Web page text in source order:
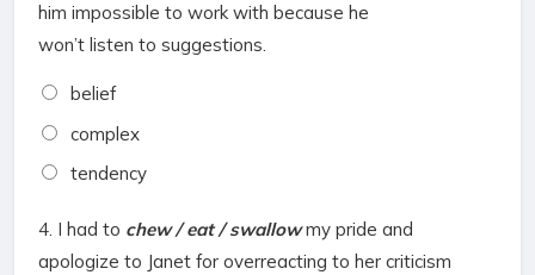
him impossible to work with because he
won’t listen to suggestions.
belief
complex
tendency
4. I had to chew / eat / swallowmy pride and
apologize to Janet for overreacting to her criticism